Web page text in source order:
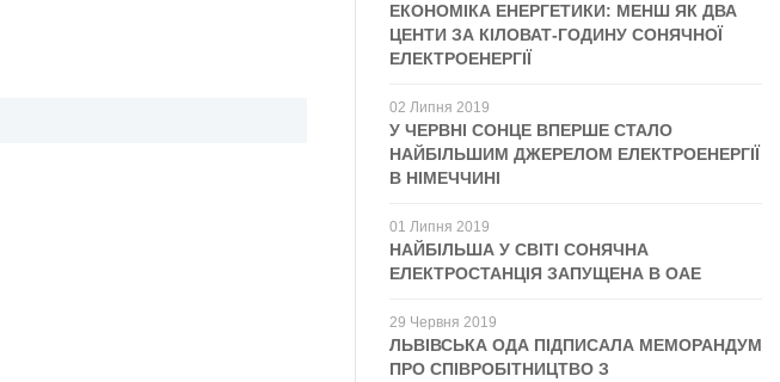
ЕКОНОМІКА ЕНЕРГЕТИКИ: МЕНШ ЯК ДВА
ЦЕНТИ ЗА КІЛОВАТ-ГОДИНУ СОНЯЧНОЇ
ЕЛЕКТРОЕНЕРГІЇ
02 Липня 2019
У ЧЕРВНІ CОНЦЕ ВПЕРШЕ СТАЛО
НАЙБІЛЬШИМ ДЖЕРЕЛОМ ЕЛЕКТРОЕНЕРГІЇ
В НІМЕЧЧИНІ
01 Липня 2019
НАЙБІЛЬША У СВІТІ СОНЯЧНА
ЕЛЕКТРОСТАНЦІЯ ЗАПУЩЕНА В ОАЕ
29 Червня 2019
ЛЬВІВСЬКА ОДА ПІДПИСАЛА МЕМОРАНДУМ
ПРО СПІВРОБІТНИЦТВО З